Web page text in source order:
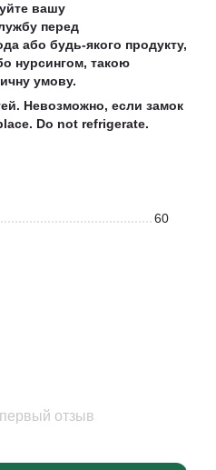
вашу
перед
або будь-якого продукту,
нурсингом, такою
умову.
Невозможно, если замок
Do not refrigerate.
60
отзыв